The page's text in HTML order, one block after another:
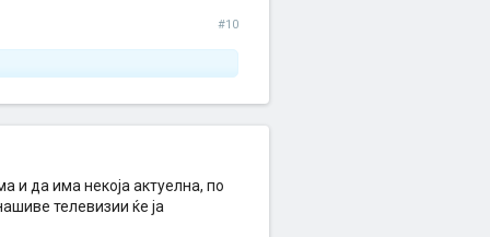
#10
и да има некоја актуелна, по
телевизии ќе ја